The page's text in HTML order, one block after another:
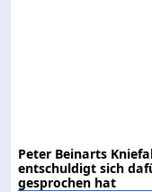
Peter Beinarts
entschuldigt sich
gesprochen hat